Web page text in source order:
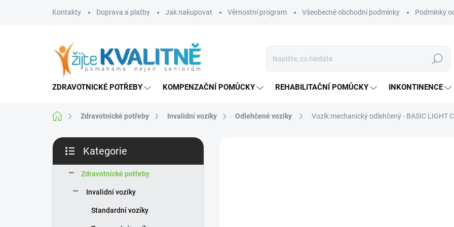
Kontakty Doprava a platby Jak nakupovat Věrnostní program Všeobecné obchodní podmínky Podmínky
Hledat
ZDRAVOTNICKÉ POTŘEBY KOMPENZAČNÍ POMŮCKY REHABILITAČNÍ POMŮCKY INKONTINENCE
Domů Zdravotnické potřeby Invalidní vozíky Odlehčené vozíky Vozík mechanický odlehčený - BASIC LIGHT
P
s
kategorie
Kategorie
Zdravotnické potřeby
Invalidní vozíky
Standardní vozíky